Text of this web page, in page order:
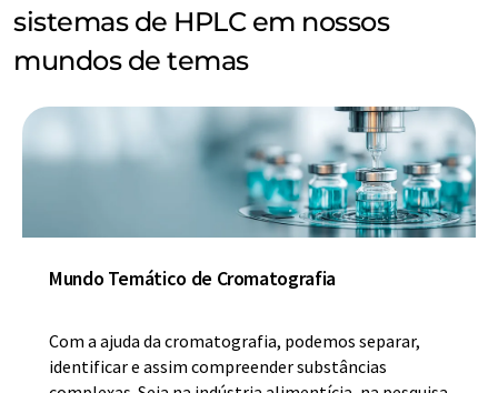
sistemas de HPLC em nossos
mundos de temas
Mundo Temático de Cromatografia
Com a ajuda da cromatografia, podemos separar,
identificar e assim compreender substâncias